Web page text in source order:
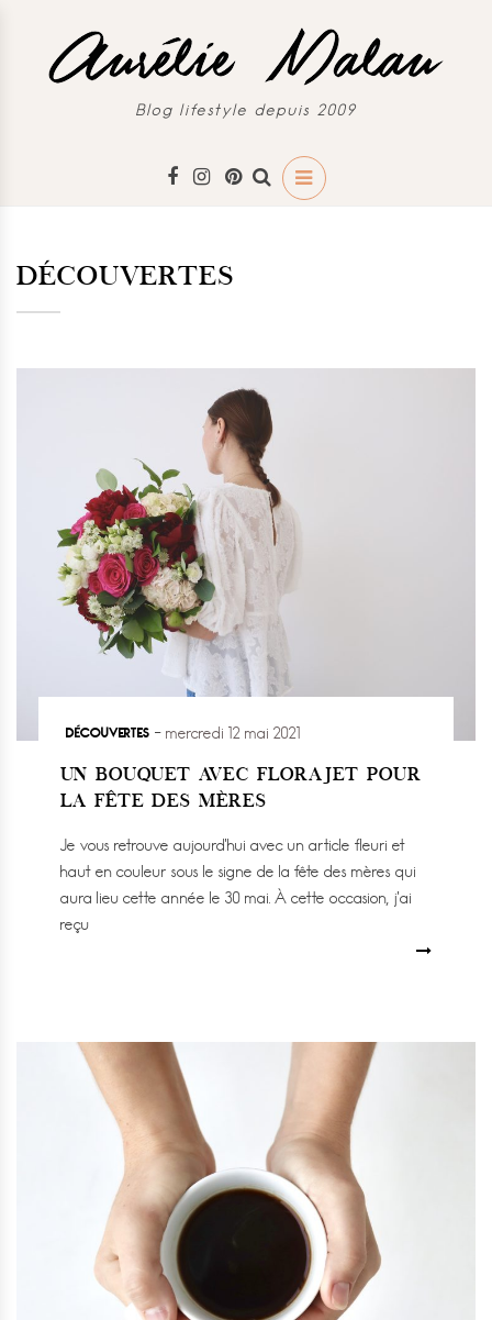
Blog lifestyle depuis 2009
DÉCOUVERTES
DÉCOUVERTES mercredi 12 mai 2021
UN BOUQUET AVEC FLORAJET POUR
LA FÊTE DES MÈRES
Je vous retrouve aujourd’hui avec un article fleuri et
haut en couleur sous le signe de la fête des mères qui
aura lieu cette année le 30 mai. À cette occasion, j’ai
reçu